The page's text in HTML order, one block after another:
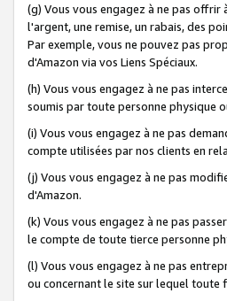
(g) Vous vous engagez à ne pas
l'argent, une remise, un rabais, des
Par exemple, vous ne pouvez pas
d'Amazon via vos Liens Spéciaux.
(h) Vous vous engagez à ne pas
soumis par toute personne physique
(i) Vous vous engagez à ne pas
compte utilisées par nos clients en
(j) Vous vous engagez à ne pas
d'Amazon.
(k) Vous vous engagez à ne pas
le compte de toute tierce personne
(l) Vous vous engagez à ne pas
ou concernant le site sur lequel toute